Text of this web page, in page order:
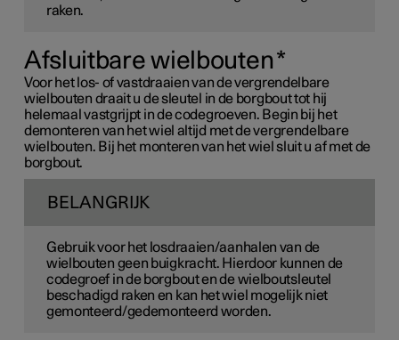
raken.
Afsluitbare wielbouten*
Voor het los- of vastdraaien van de vergrendelbare
wielbouten draait u de sleutel in de borgbout tot hij
helemaal vastgrijpt in de codegroeven. Begin bij het
demonteren van het wiel altijd met de vergrendelbare
wielbouten. Bij het monteren van het wiel sluit u af met de
borgbout.
BELANGRIJK
Gebruik voor het losdraaien/aanhalen van de
wielbouten geen buigkracht. Hierdoor kunnen de
codegroef in de borgbout en de wielboutsleutel
beschadigd raken en kan het wiel mogelijk niet
gemonteerd/gedemonteerd worden.